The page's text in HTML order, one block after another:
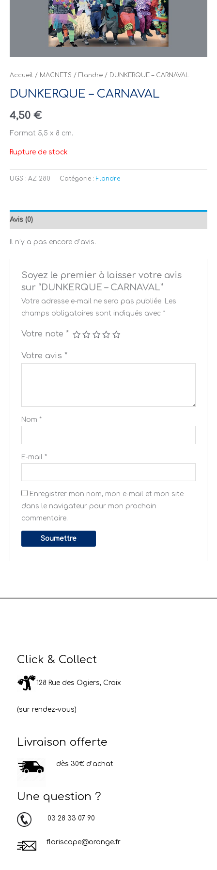
Accueil / MAGNETS / Flandre / DUNKERQUE – CARNAVAL
DUNKERQUE – CARNAVAL
4,50 €
Format 5,5 x 8 cm.
Rupture de stock
UGS : AZ 280 Catégorie : Flandre
Avis (0)
Il n’y a pas encore d’avis.
Soyez le premier à laisser votre avis
sur “DUNKERQUE – CARNAVAL”
Votre adresse e-mail ne sera pas publiée. Les
champs obligatoires sont indiqués avec *
Votre note *
Votre avis *
Nom *
E-mail *
Enregistrer mon nom, mon e-mail et mon site
dans le navigateur pour mon prochain
commentaire.
Click & Collect
128 Rue des Ogiers, Croix
(sur rendez-vous)
Livraison offerte
dès 30€ d’achat
Une question ?
03 28 33 07 90
floriscope@orange.fr